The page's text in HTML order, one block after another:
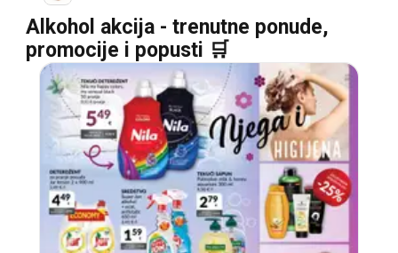
Alkohol akcija - trenutne ponude,
promocije i popusti 🛒